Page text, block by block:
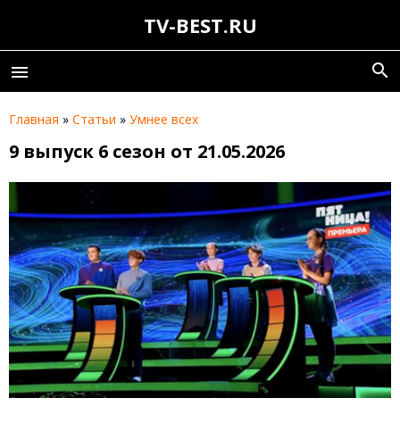
TV-BEST.RU
menu search
Главная » Статьи » Умнее всех
9 выпуск 6 сезон от 21.05.2026